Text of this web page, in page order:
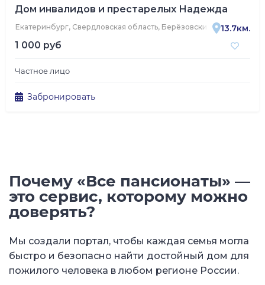
Дом инвалидов и престарелых Надежда
Екатеринбург, Свердловская область, Берёзовский, Уральская
13.7км.
1 000 руб
Частное лицо
Забронировать
Почему «Все пансионаты» —
это сервис, которому можно
доверять?
Мы создали портал, чтобы каждая семья могла
быстро и безопасно найти достойный дом для
пожилого человека в любом регионе России.